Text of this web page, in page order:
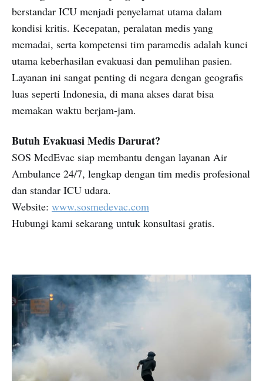
berstandar ICU menjadi penyelamat utama dalam
kondisi kritis. Kecepatan, peralatan medis yang
memadai, serta kompetensi tim paramedis adalah kunci
utama keberhasilan evakuasi dan pemulihan pasien.
Layanan ini sangat penting di negara dengan geografis
luas seperti Indonesia, di mana akses darat bisa
memakan waktu berjam-jam.
Butuh Evakuasi Medis Darurat?
SOS MedEvac siap membantu dengan layanan Air
Ambulance 24/7, lengkap dengan tim medis profesional
dan standar ICU udara.
Website: www.sosmedevac.com
Hubungi kami sekarang untuk konsultasi gratis.